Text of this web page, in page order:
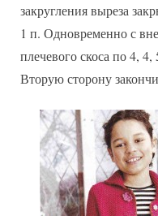
закругления выреза
1 п. Одновременно с
плечевого скоса по 4,
Вторую сторону